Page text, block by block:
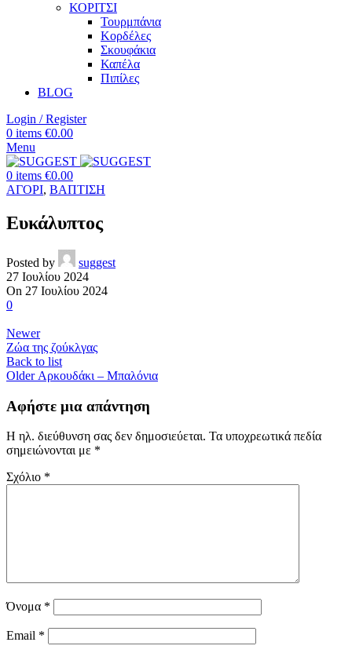
ΚΟΡΙΤΣΙ
Τουρμπάνια
Κορδέλες
Σκουφάκια
Καπέλα
Πιπίλες
BLOG
Login / Register
0 items €0.00
Menu
0 items €0.00
ΑΓΟΡΙ, ΒΑΠΤΙΣΗ
Ευκάλυπτος
Posted by
suggest
27 Ιουλίου 2024
On 27 Ιουλίου 2024
0
Newer
Ζώα της ζούκλγας
Back to list
Older Αρκουδάκι – Μπαλόνια
Αφήστε μια απάντηση
Η ηλ. διεύθυνση σας δεν δημοσιεύεται. Τα υποχρεωτικά πεδία
σημειώνονται με *
Σχόλιο *
Όνομα *
Email *